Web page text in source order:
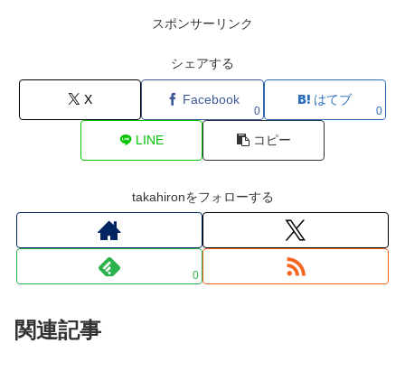
スポンサーリンク
シェアする
X Facebook
0
はてブ
0
LINE コピー
takahironをフォローする
0
関連記事